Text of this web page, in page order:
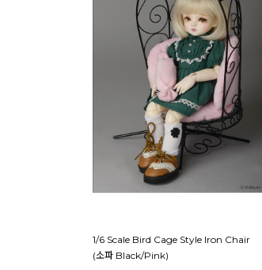
1/6 Scale Bird Cage Style Iron Chair
(소파 Black/Pink)